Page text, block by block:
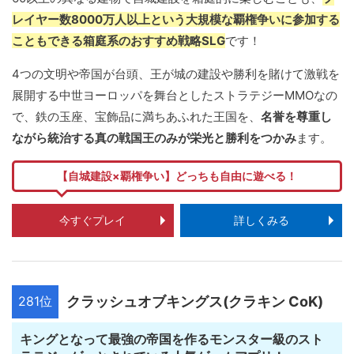
レイヤー数8000万人以上という大規模な覇権争いに参加する
こともできる箱庭系のおすすめ戦略SLGです！
4つの文明や帝国が台頭、王が城の建設や勝利を賭けて激戦を
展開する中世ヨーロッパを舞台としたストラテジーMMOなの
で、鉄の玉座、宝飾品に満ちあふれた王国を、 名誉を尊重し
ながら統治する真の戦国王のみが栄光と勝利をつかみます。
【自城建設×覇権争い】どっちも自由に遊べる！
今すぐプレイ 詳しくみる
281位 クラッシュオブキングス(クラキン CoK)
キングとなって最強の帝国を作るモンスター級のスト